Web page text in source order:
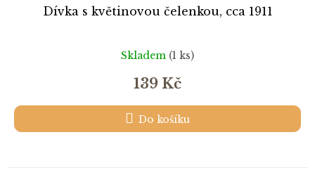
Dívka s květinovou čelenkou, cca 1911
Skladem (1 ks)
139 Kč
Do košíku